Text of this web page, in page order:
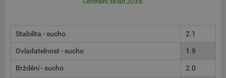
Stabilita - sucho 2.1
Ovladatelnost - sucho 1.9
Brždění - sucho 2.0